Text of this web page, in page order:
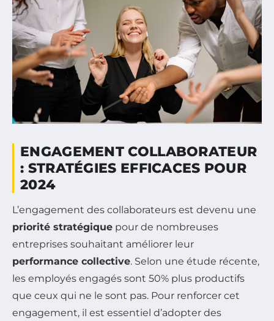
ENGAGEMENT COLLABORATEUR
: STRATÉGIES EFFICACES POUR
2024
L’engagement des collaborateurs est devenu une
priorité stratégique pour de nombreuses
entreprises souhaitant améliorer leur
performance collective. Selon une étude récente,
les employés engagés sont 50% plus productifs
que ceux qui ne le sont pas. Pour renforcer cet
engagement, il est essentiel d’adopter des